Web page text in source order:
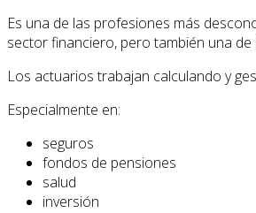
Es una de las profesiones más
sector financiero, pero también una de
Los actuarios trabajan calculando y
Especialmente en:
seguros
fondos de pensiones
salud
inversión